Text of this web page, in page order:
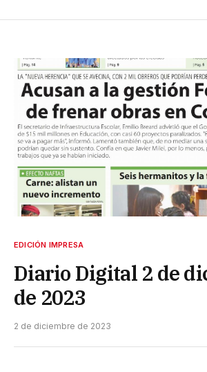
EDICIÓN IMPRESA
Diario Digital 2 de
de 2023
2 de diciembre de 2023